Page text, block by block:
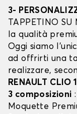
3-
TAPPETINO
la qualità
Oggi siamo
ad offrirti una
realizzare,
RENAULT CLIO 1
3 composizioni
Moquette